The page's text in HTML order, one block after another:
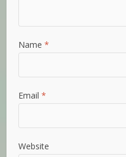
Name *
Email *
Website